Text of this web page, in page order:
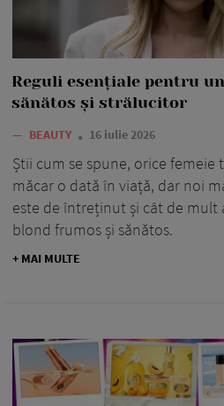
Reguli esențiale pentru
sănătos și strălucitor
— BEAUTY 16 iulie 2026
Știi cum se spune, orice femeie
măcar o dată în viață, dar noi
este de întreținut și cât de mult
blond frumos și sănătos.
+ MAI MULTE